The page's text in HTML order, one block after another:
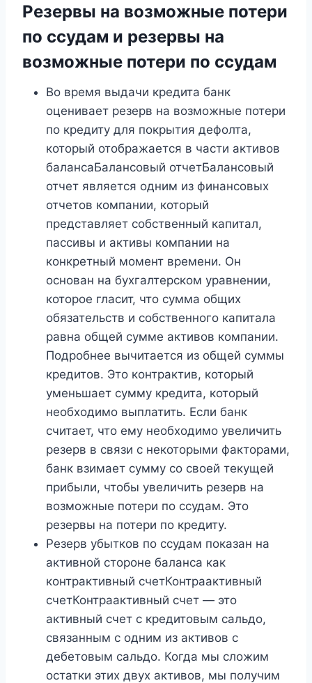
Резервы на возможные потери
по ссудам и резервы на
возможные потери по ссудам
Во время выдачи кредита банк
оценивает резерв на возможные потери
по кредиту для покрытия дефолта,
который отображается в части активов
балансаБалансовый отчетБалансовый
отчет является одним из финансовых
отчетов компании, который
представляет собственный капитал,
пассивы и активы компании на
конкретный момент времени. Он
основан на бухгалтерском уравнении,
которое гласит, что сумма общих
обязательств и собственного капитала
равна общей сумме активов компании.
Подробнее вычитается из общей суммы
кредитов. Это контрактив, который
уменьшает сумму кредита, который
необходимо выплатить. Если банк
считает, что ему необходимо увеличить
резерв в связи с некоторыми факторами,
банк взимает сумму со своей текущей
прибыли, чтобы увеличить резерв на
возможные потери по ссудам. Это
резервы на потери по кредиту.
Резерв убытков по ссудам показан на
активной стороне баланса как
контрактивный счетКонтраактивный
счетКонтраактивный счет — это
активный счет с кредитовым сальдо,
связанным с одним из активов с
дебетовым сальдо. Когда мы сложим
остатки этих двух активов, мы получим